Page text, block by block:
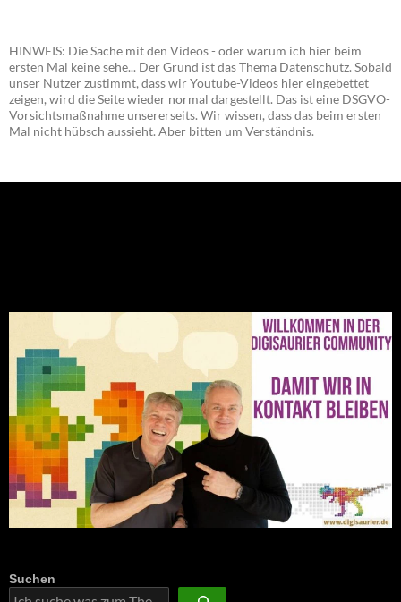
HINWEIS: Die Sache mit den Videos - oder warum ich hier beim
ersten Mal keine sehe... Der Grund ist das Thema Datenschutz. Sobald
unser Nutzer zustimmt, dass wir Youtube-Videos hier eingebettet
zeigen, wird die Seite wieder normal dargestellt. Das ist eine DSGVO-
Vorsichtsmaßnahme unsererseits. Wir wissen, dass das beim ersten
Mal nicht hübsch aussieht. Aber bitten um Verständnis.
Suchen